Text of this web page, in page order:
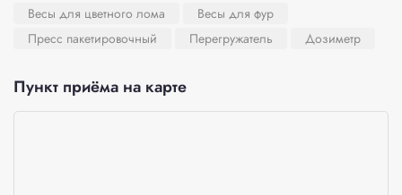
Весы для цветного лома
Весы для фур
Пресс пакетировочный
Перегружатель Дозиметр
Пункт приёма на карте